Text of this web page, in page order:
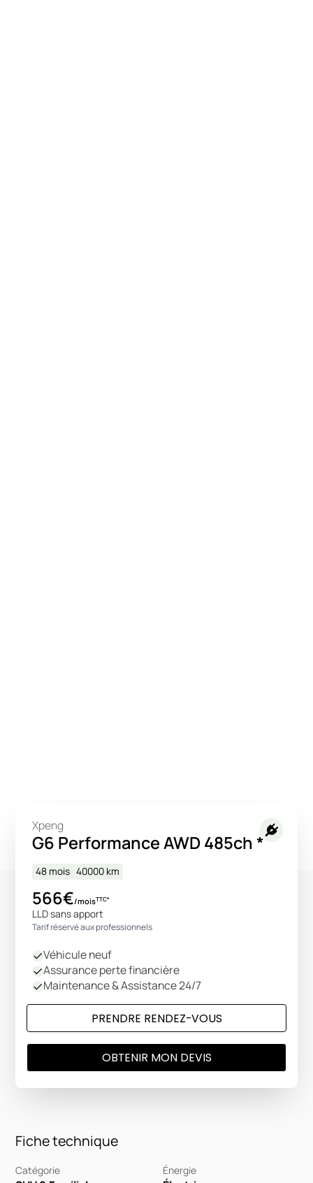
Fiche technique
Catégorie Énergie
Xpeng
G6 Performance AWD 485ch *
48 mois 40000 km
566€/moisTTC*
LLD sans apport
Tarif réservé aux professionnels
Véhicule neuf
Assurance perte financière
Maintenance & Assistance 24/7
PRENDRE RENDEZ-VOUS
OBTENIR MON DEVIS